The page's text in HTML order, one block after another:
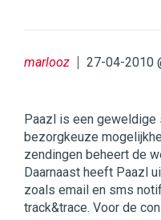
marlooz 27-04-2010
Paazl is een
bezorgkeuze
zendingen beheert de
Daarnaast heeft Paazl
zoals email en sms
track&trace. Voor de